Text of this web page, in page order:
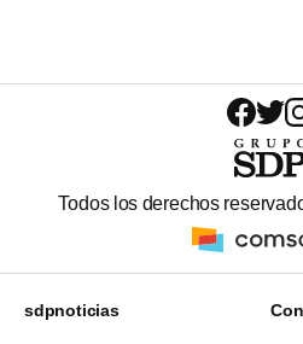
Todos los derechos
sdpnoticias